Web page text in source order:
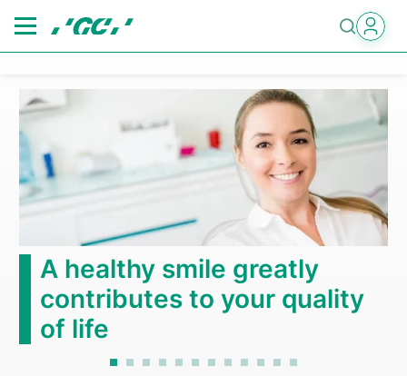
main
A healthy smile greatly
contributes to your quality
of life